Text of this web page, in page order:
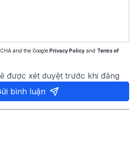
and the Google Privacy Policy and Terms of
được xét duyệt trước khi đăng
bình luận